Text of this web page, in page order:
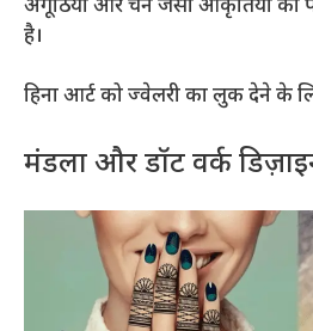
अंगूठियों और चेन जैसी आकृतियों का
है।
हिना आर्ट को ज्वेलरी का लुक देने के
मंडला और डॉट वर्क